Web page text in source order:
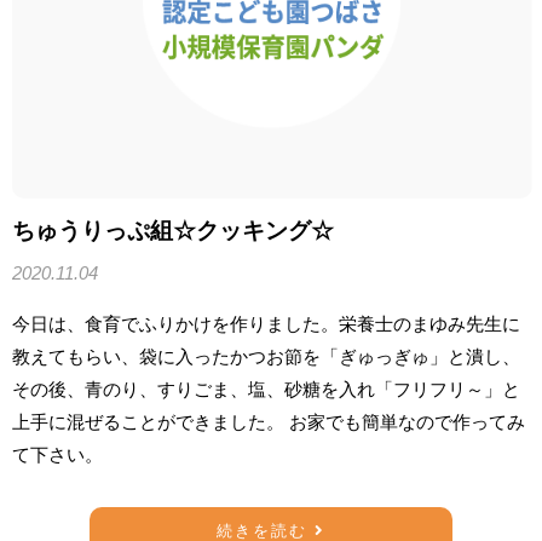
ちゅうりっぷ組☆クッキング☆
2020.11.04
今日は、食育でふりかけを作りました。栄養士のまゆみ先生に
教えてもらい、袋に入ったかつお節を「ぎゅっぎゅ」と潰し、
その後、青のり、すりごま、塩、砂糖を入れ「フリフリ～」と
上手に混ぜることができました。 お家でも簡単なので作ってみ
て下さい。
続きを読む